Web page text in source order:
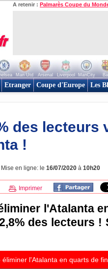
A retenir : Palmarès Coupe du
Man Utd Arsenal Liverpool ManCity
Etranger Coupe d'Europe Les
des lecteurs
!
en ligne: le 16/07/2020 à 10h20
Imprimer
l'Atalanta
des lecteurs !
éliminer l'Atalanta en quarts de